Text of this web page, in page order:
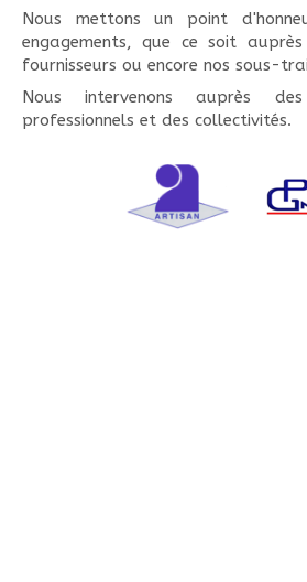
Nous mettons un point
engagements, que ce soit
fournisseurs ou encore nos sous-
Nous intervenons auprès
professionnels et des collectivités.